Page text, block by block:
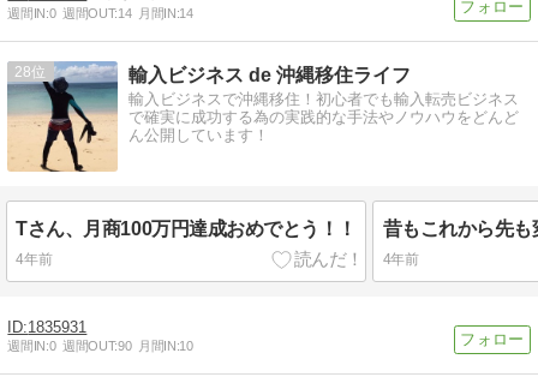
週間IN:0 週間OUT:14 月間IN:14
28 輸入ビジネス de 沖縄移住ライフ
輸入ビジネスで沖縄移住！初心者でも輸入転売ビジネス
で確実に成功する為の実践的な手法やノウハウをどんど
ん公開しています！
Tさん、月商100万円達成おめでとう！！
4年前 4年前
1835931
週間IN:0 週間OUT:90 月間IN:10